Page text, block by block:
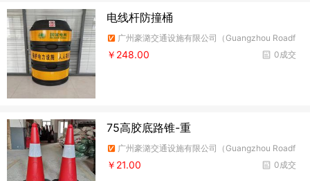
电线杆防撞桶
广州豪潞交通设施有限公司（Guangzhou Roadf
ire Traffic Facilities Co.,Ltd）
0成交
￥248.00
75高胶底路锥-重
广州豪潞交通设施有限公司（Guangzhou Roadf
ire Traffic Facilities Co.,Ltd）
0成交
￥21.00